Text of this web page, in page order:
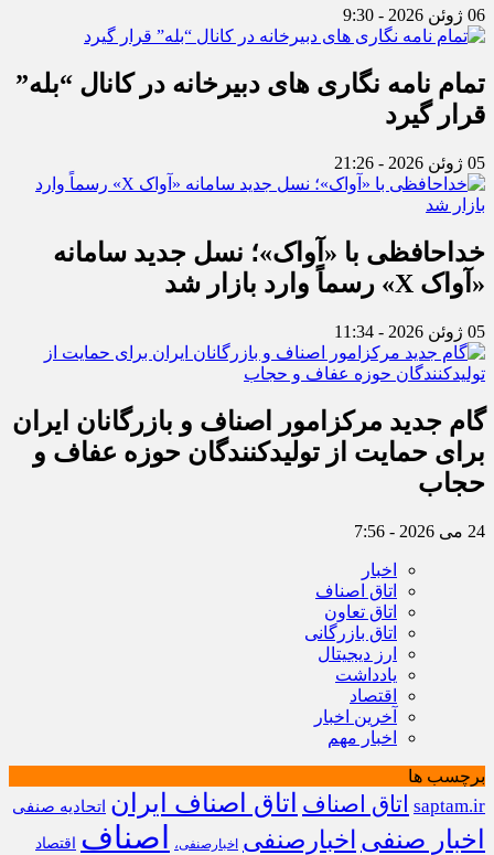
06 ژوئن 2026 - 9:30
تمام نامه نگاری های دبیرخانه در کانال “بله”
قرار گیرد
05 ژوئن 2026 - 21:26
خداحافظی با «آواک»؛ نسل جدید سامانه
«آواک X» رسماً وارد بازار شد
05 ژوئن 2026 - 11:34
گام جدید مرکزامور اصناف و بازرگانان ایران
برای حمایت از تولیدکنندگان حوزه عفاف و
حجاب
24 می 2026 - 7:56
اخبار
اتاق اصناف
اتاق تعاون
اتاق بازرگانی
ارز دیجیتال
یادداشت
اقتصاد
آخرین اخبار
اخبار مهم
برچسب ها
saptam.ir اتاق اصناف اتاق اصناف ایران اتحادیه صنفی
اخبار صنفی اخبارصنفی اخبارصنفی، اصناف اقتصاد